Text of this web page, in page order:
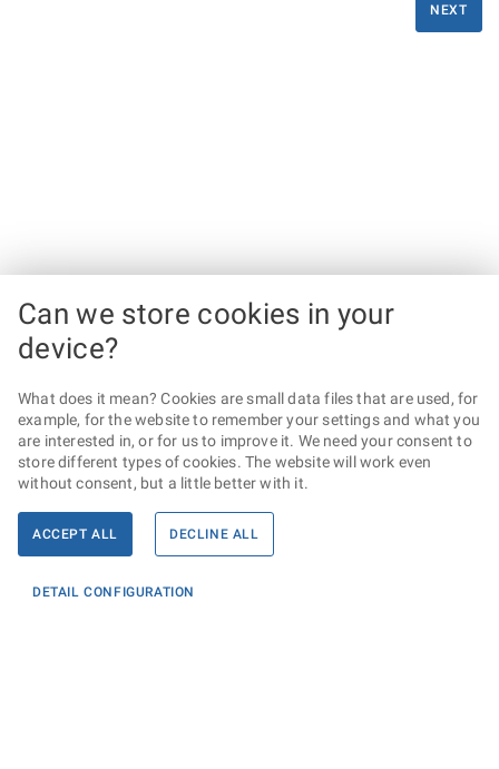
NEXT
Can we store cookies in your
device?
What does it mean? Cookies are small data files that are used, for
example, for the website to remember your settings and what you
are interested in, or for us to improve it. We need your consent to
store different types of cookies. The website will work even
without consent, but a little better with it.
ACCEPT ALL DECLINE ALL
DETAIL CONFIGURATION